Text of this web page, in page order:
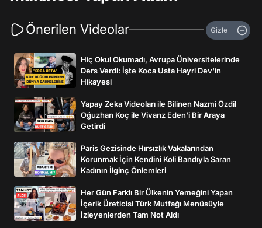
Önerilen Videolar Gizle
Hiç Okul Okumadı, Avrupa Üniversitelerinde
Ders Verdi: İşte Koca Usta Hayri Dev'in
Hikayesi
Yapay Zeka Videoları ile Bilinen Nazmi Özdil
Oğuzhan Koç ile Vivanz Eden'i Bir Araya
Getirdi
Paris Gezisinde Hırsızlık Vakalarından
Korunmak İçin Kendini Koli Bandıyla Saran
Kadının İlginç Önlemleri
Her Gün Farklı Bir Ülkenin Yemeğini Yapan
İçerik Üreticisi Türk Mutfağı Menüsüyle
İzleyenlerden Tam Not Aldı